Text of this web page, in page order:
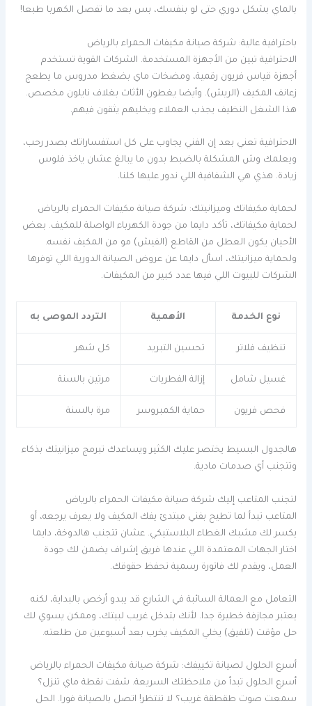
بالماي بشكل دوري حتى لو بنفسك، بس بعد ما تفصل الكهربا طبعا!
باحترافية عالية: شركة صيانة مكيفات الحمراء بالرياض
الاحترافية تبين من الأجهزة المستخدمة. الشركات القوية تستخدم
أجهزة قياس فريون رقمية، ومضخات ماي بضغط مدروس ما يطعج
زعانف المكيف (الريش). وأيضا يغطون الأثاث بغلاف نايلون مخصص.
هذا الشغل النظيف يجذب العملاء ويخليهم يثقون فيهم.
الاحترافية تعني بعد إن الفني يجاوب على كل استفساراتك بصدر رحب،
ويعلمك وش المشكلة بالضبط بدون ما يبالغ عشان ياخذ فلوس
زيادة. هذي هي الشفافية اللي ندور عليها كلنا.
لحماية مكيفاتك وميزانيتك: شركة صيانة مكيفات الحمراء بالرياض
لحماية مكيفاتك، تأكد دايما من جودة الكهرباء الواصلة للمكيف. بعض
الأحيان يكون العطل من القاطع (الفيش) مو من المكيف نفسه.
ولحماية ميزانيتك، اسأل دايما عن عروض الصيانة الدورية اللي توفرها
الشركات للبيوت اللي فيها عدد كبير من المكيفات.
نوع الخدمة الأهمية التردد الموصى به
تنظيف فلاتر تحسين التبريد كل شهر
غسيل شامل إزالة الفطريات مرتين بالسنة
فحص فريون حماية الكمبروسر مرة بالسنة
هالجدول البسيط يختصر عليك الكثير ويساعدك تبرمج ميزانيتك بذكاء
وتتجنب أي صدمات مادية.
لتجنب المتاعب إليك شركة صيانة مكيفات الحمراء بالرياض
المتاعب تبدأ لما تطيح بفني مبتدئ يفك المكيف ولا يعرف يرجعه، أو
يكسر لك مشبك الغطاء البلاستيكي. عشان تتجنب هالدوخة، دايما
اختار الجهات المعتمدة اللي عندها فريق إشراف يضمن لك جودة
العمل، ويقدم لك فاتورة رسمية تحفظ حقوقك.
التعامل مع العمالة السائبة في الشارع قد يبدو أرخص بالبداية، لكنه
يعتبر مجازفة خطيرة جدا. لأنك بتدخل غريب لبيتك، وممكن يسوي لك
حل مؤقت (تلفيق) يخلي المكيف يخرب بعد أسبوعين من طلعته.
أسرع الحلول لصيانة تكييفك: شركة صيانة مكيفات الحمراء بالرياض
أسرع الحلول تبدأ من ملاحظتك السريعة. شفت نقطة ماي تنزل؟
سمعت صوت طقطقة غريب؟ لا تنتظر! اتصل بالصيانة فورا. الحل